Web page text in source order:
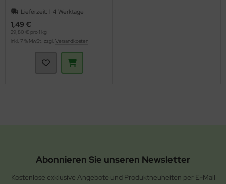
Lieferzeit: 1-4 Werktage
1,49 €
29,80 € pro 1 kg
inkl. 7 % MwSt. zzgl. Versandkosten
Abonnieren Sie unseren Newsletter
Kostenlose exklusive Angebote und Produktneuheiten per E-Mail